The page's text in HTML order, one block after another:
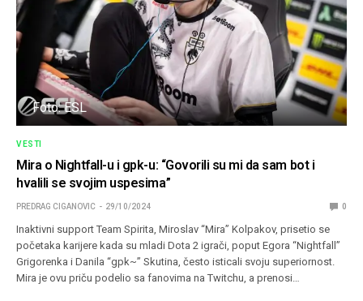
Foto: ESL
VESTI
Mira o Nightfall-u i gpk-u: “Govorili su mi da sam bot i
hvalili se svojim uspesima”
PREDRAG CIGANOVIC 29/10/2024 0
Inaktivni support Team Spirita, Miroslav “Mira” Kolpakov, prisetio se
početaka karijere kada su mladi Dota 2 igrači, poput Egora “Nightfall”
Grigorenka i Danila “gpk~” Skutina, često isticali svoju superiornost.
Mira je ovu priču podelio sa fanovima na Twitchu, a prenosi…